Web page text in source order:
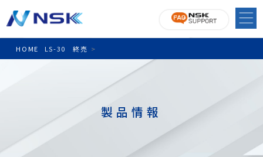
HOME >
LS-30 終売
製品情報